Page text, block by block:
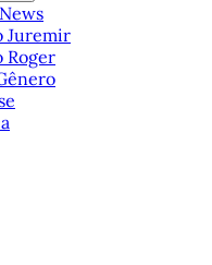
Juremir
Roger